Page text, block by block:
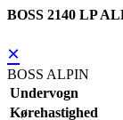
BOSS 2140 LP
×
BOSS ALPIN
Undervogn
Kørehastighed